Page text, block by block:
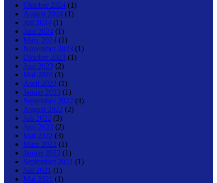
Oktober 2024 (1)
August 2024 (1)
Juli 2024 (1)
Juni 2024 (1)
März 2024 (1)
November 2023 (1)
Oktober 2023 (1)
Juni 2023 (2)
Mai 2023 (1)
April 2023 (1)
Januar 2023 (1)
September 2022 (4)
August 2022 (2)
Juli 2022 (3)
Juni 2022 (2)
Mai 2022 (3)
März 2022 (1)
Januar 2022 (1)
September 2021 (1)
Juli 2021 (1)
Mai 2021 (1)